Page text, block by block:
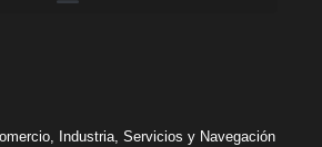
Industria, Servicios y Navegación